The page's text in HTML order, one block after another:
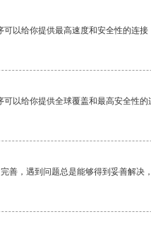
以给你提供最高速度和安全性的连接
以给你提供全球覆盖和最高安全性的
善，遇到问题总是能够得到妥善解决